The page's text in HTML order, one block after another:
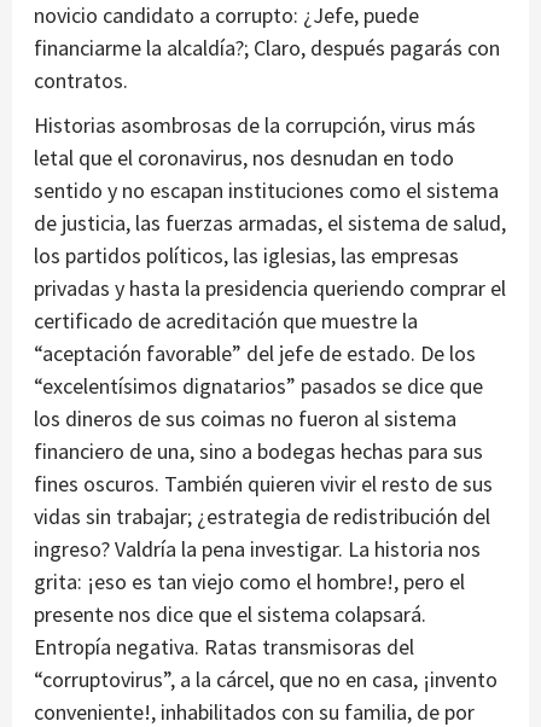
novicio candidato a corrupto: ¿Jefe, puede
financiarme la alcaldía?; Claro, después pagarás con
contratos.
Historias asombrosas de la corrupción, virus más
letal que el coronavirus, nos desnudan en todo
sentido y no escapan instituciones como el sistema
de justicia, las fuerzas armadas, el sistema de salud,
los partidos políticos, las iglesias, las empresas
privadas y hasta la presidencia queriendo comprar el
certificado de acreditación que muestre la
“aceptación favorable” del jefe de estado. De los
“excelentísimos dignatarios” pasados se dice que
los dineros de sus coimas no fueron al sistema
financiero de una, sino a bodegas hechas para sus
fines oscuros. También quieren vivir el resto de sus
vidas sin trabajar; ¿estrategia de redistribución del
ingreso? Valdría la pena investigar. La historia nos
grita: ¡eso es tan viejo como el hombre!, pero el
presente nos dice que el sistema colapsará.
Entropía negativa. Ratas transmisoras del
“corruptovirus”, a la cárcel, que no en casa, ¡invento
conveniente!, inhabilitados con su familia, de por